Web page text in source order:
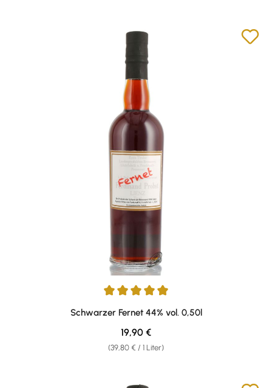
Durchschnittliche Bewertung von 5 von 5 Sternen
Schwarzer Fernet 44% vol. 0,50l
(39,80 € / 1 Liter)
Regulärer Preis:
19,90 €